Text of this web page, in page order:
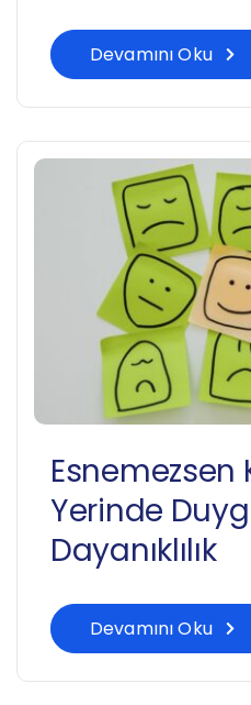
Devamını Oku
Esnemezsen
Yerinde
Dayanıklılık
Devamını Oku